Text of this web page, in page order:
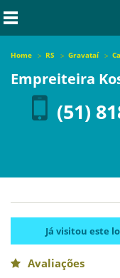
Home RS Gravataí
Empreiteira
(51)
Já visitou este
Avaliações